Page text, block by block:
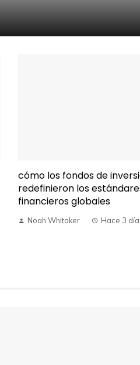
cómo los fondos de
redefinieron los
financieros globales
Noah Whitaker Hace 3